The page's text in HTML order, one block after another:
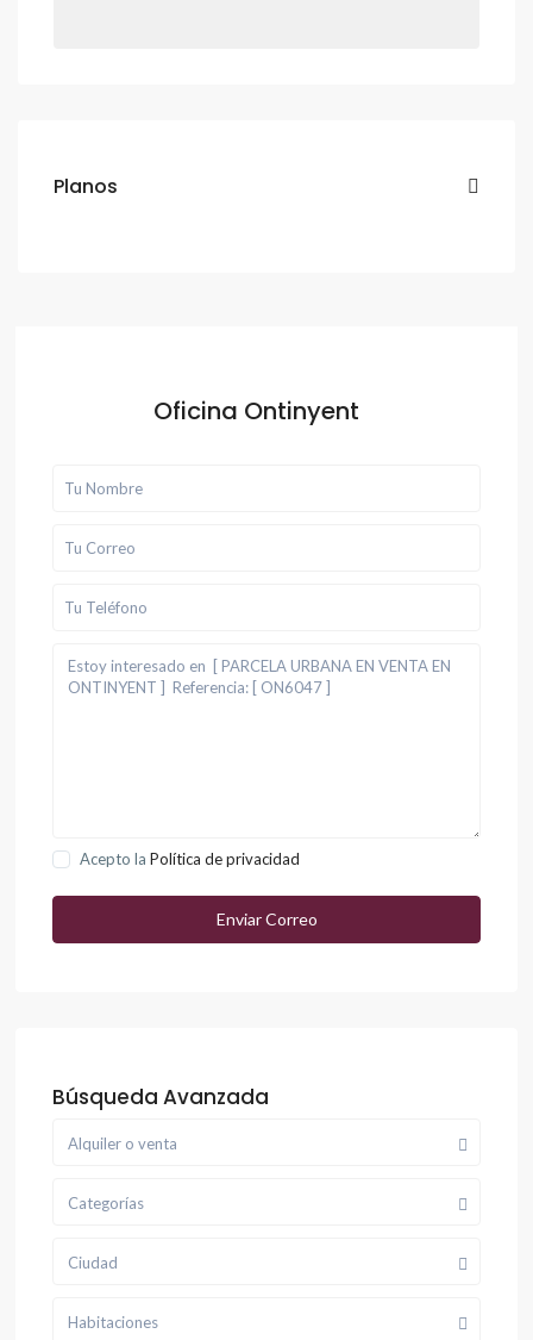
Planos
Oficina Ontinyent
Acepto laPolítica de privacidad
Búsqueda Avanzada
Alquiler o venta
Categorías
Ciudad
Habitaciones